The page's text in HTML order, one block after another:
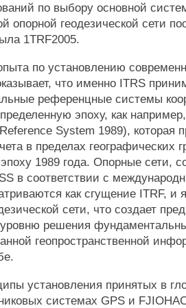
по выбору основной
опорной геодезической сети
1TRF2005.
по установлению
что именно ITRS
референцные системы
эпоху, как
System 1989), которая
в пределах географических
1989 года. Опорные сети,
в соответствии с
как сгущение ITRF, и
сети, что создает
решения
геопространственной
установления принятых в
системах GPS и